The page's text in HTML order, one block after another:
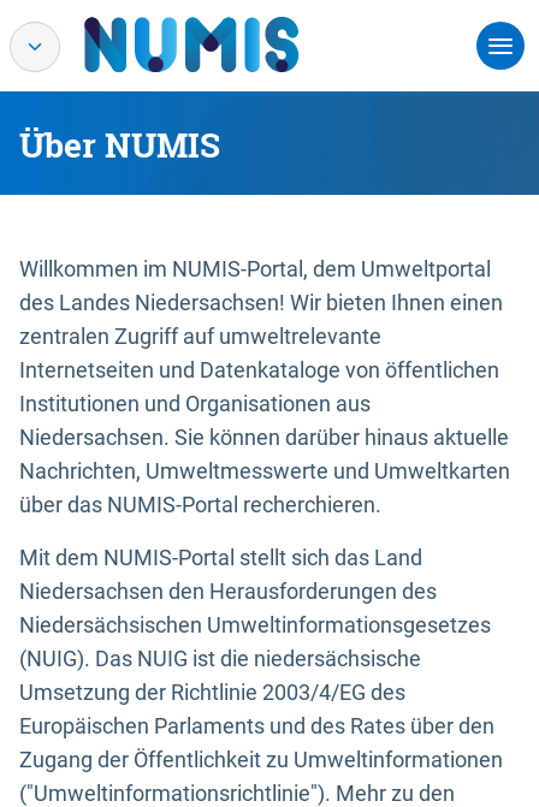
Über NUMIS
Willkommen im NUMIS-Portal, dem Umweltportal
des Landes Niedersachsen! Wir bieten Ihnen einen
zentralen Zugriff auf umweltrelevante
Internetseiten und Datenkataloge von öffentlichen
Institutionen und Organisationen aus
Niedersachsen. Sie können darüber hinaus aktuelle
Nachrichten, Umweltmesswerte und Umweltkarten
über das NUMIS-Portal recherchieren.
Mit dem NUMIS-Portal stellt sich das Land
Niedersachsen den Herausforderungen des
Niedersächsischen Umweltinformationsgesetzes
(NUIG). Das NUIG ist die niedersächsische
Umsetzung der Richtlinie 2003/4/EG des
Europäischen Parlaments und des Rates über den
Zugang der Öffentlichkeit zu Umweltinformationen
("Umweltinformationsrichtlinie"). Mehr zu den